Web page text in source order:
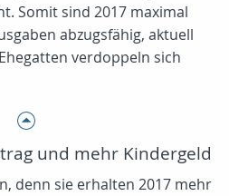
Somit sind 2017 maximal
abzugsfähig, aktuell
verdoppeln sich
und mehr Kindergeld
denn sie erhalten 2017 mehr